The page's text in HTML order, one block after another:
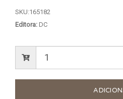
SKU:165182
Editora: DC